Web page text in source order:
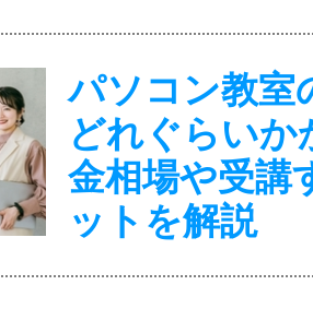
パソコン教室
どれぐらいか
金相場や受講
ットを解説